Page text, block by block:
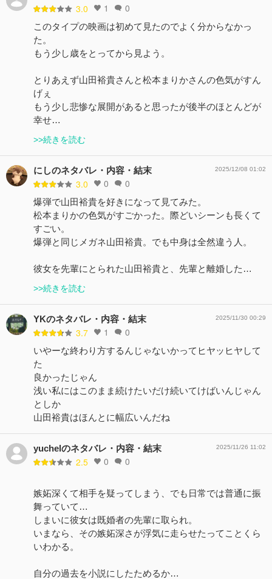
3.0 1 0
このタイプの映画は初めて見たのでよく分からなかっ
た。
もう少し歳をとってから見よう。
とりあえず山田裕貴さんと松本まりかさんの色気がすん
げぇ
もう少し悲惨な展開があると思ったが後半のほとんどが
幸せ…
>>続きを読む
にしのネタバレ・内容・結末
3.0 0 0
2025/12/08 01:02
爆弾で山田裕貴を好きになって見てみた。
松本まりかの色気がすごかった。際どいシーンも長くて
すごい。
爆弾と同じメガネ山田裕貴。でも中身は全然違う人。
彼女を先輩にとられた山田裕貴と、先輩と離婚した…
>>続きを読む
YKのネタバレ・内容・結末
3.7 1 0
2025/11/30 00:29
いやーな終わり方するんじゃないかってヒヤッヒヤして
た
良かったじゃん
浅い私にはこのまま続けたいだけ続いてけばいんじゃん
としか
山田裕貴はほんとに幅広いんだね
yuchelのネタバレ・内容・結末
2.5 0 0
2025/11/26 11:02
嫉妬深くて相手を疑ってしまう、でも日常では普通に振
舞っていて…
しまいに彼女は既婚者の先輩に取られ。
いまなら、その嫉妬深さが浮気に走らせたってことくら
いわかる。
自分の過去を小説にしたためるか…